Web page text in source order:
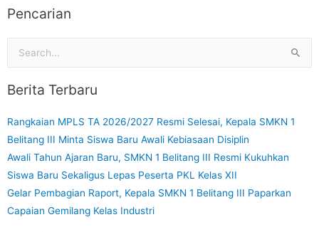
Pencarian
Cari
Berita Terbaru
Rangkaian MPLS TA 2026/2027 Resmi Selesai, Kepala SMKN 1
Belitang III Minta Siswa Baru Awali Kebiasaan Disiplin
Awali Tahun Ajaran Baru, SMKN 1 Belitang III Resmi Kukuhkan
Siswa Baru Sekaligus Lepas Peserta PKL Kelas XII
Gelar Pembagian Raport, Kepala SMKN 1 Belitang III Paparkan
Capaian Gemilang Kelas Industri